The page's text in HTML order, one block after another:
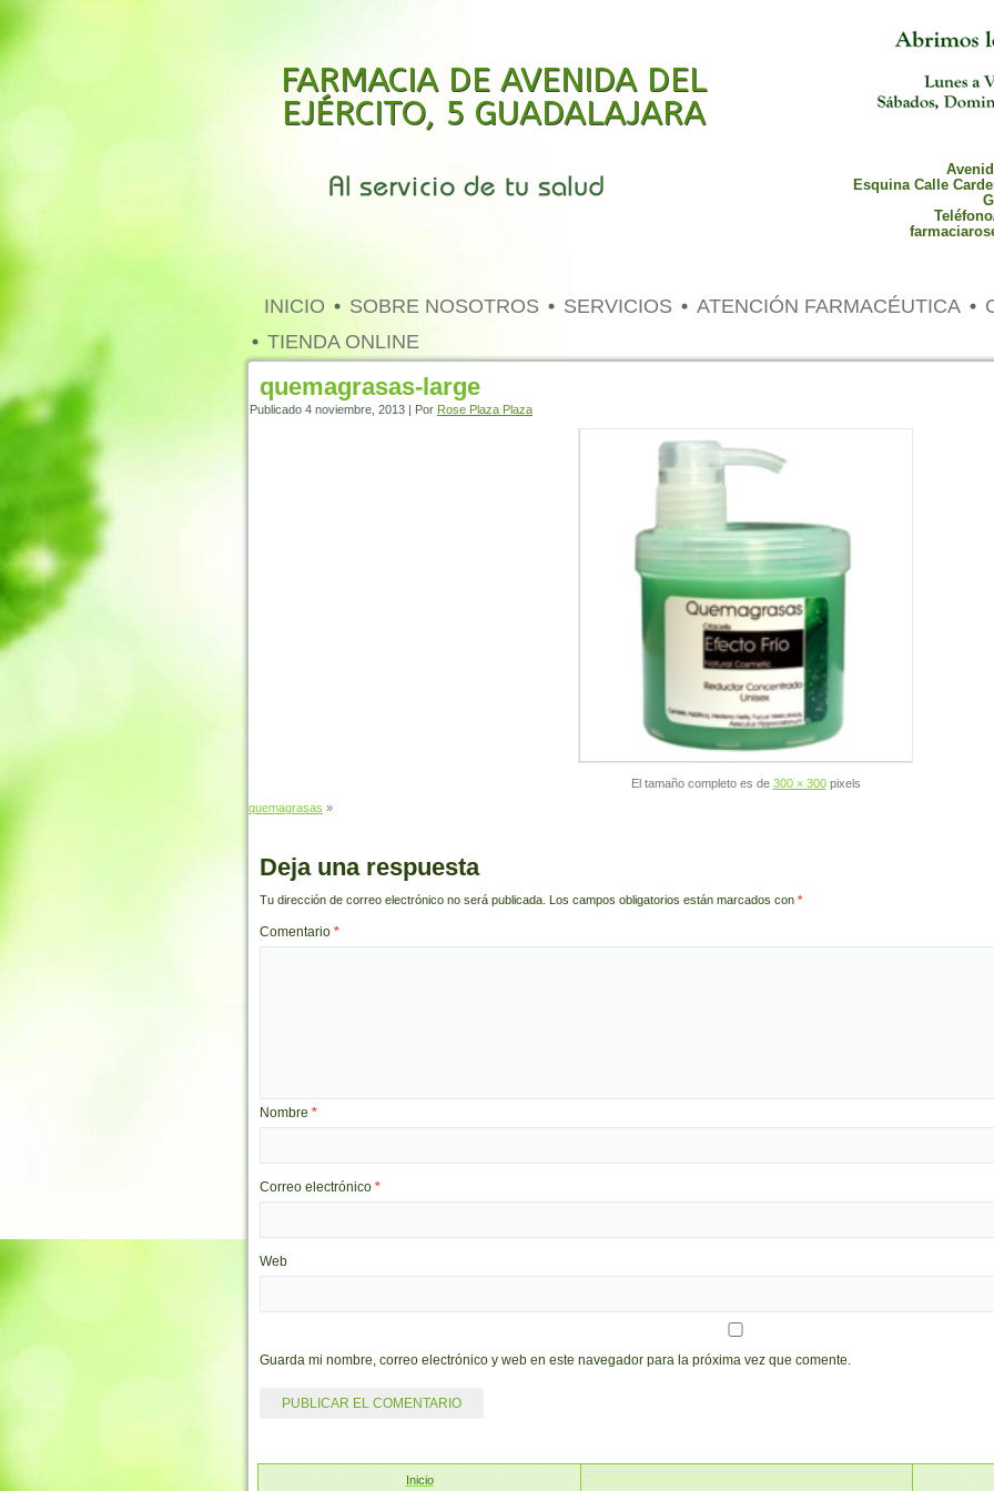
FARMACIA DE AVENIDA DEL
EJÉRCITO, 5 GUADALAJARA
Esquina Calle
INICIO SOBRE NOSOTROS SERVICIOS ATENCIÓN FARMACÉUTICA
TIENDA ONLINE
quemagrasas-large
Publicado 4 noviembre, 2013 | Por Rose Plaza Plaza
El tamaño completo es de 300 × 300pixels
quemagrasas »
Deja una respuesta
Tu dirección de correo electrónico no será publicada. Los campos obligatorios están marcados con *
Comentario *
Nombre *
Correo electrónico *
Web
Guarda mi nombre, correo electrónico y web en este navegador para la próxima vez que comente.
Inicio